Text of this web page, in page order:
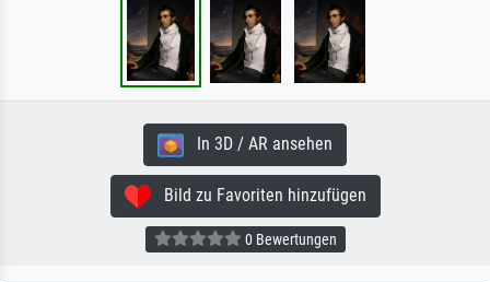
In 3D / AR ansehen
Bild zu Favoriten hinzufügen
0 Bewertungen